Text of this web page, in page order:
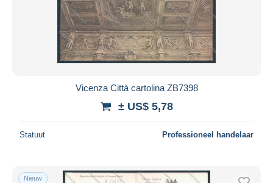
Vicenza Città cartolina ZB7398
± US$ 5,78
Statuut Professioneel handelaar
Nieuw